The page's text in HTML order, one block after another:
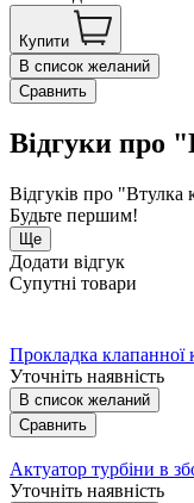
Купити
В список желаний
Сравнить
Відгуки про
Відгуків про
Будьте першим!
Ще
Додати відгук
Супутні товари
Прокладка
Уточніть наявність
В список желаний
Сравнить
Актуатор турбіни в
Уточніть наявність